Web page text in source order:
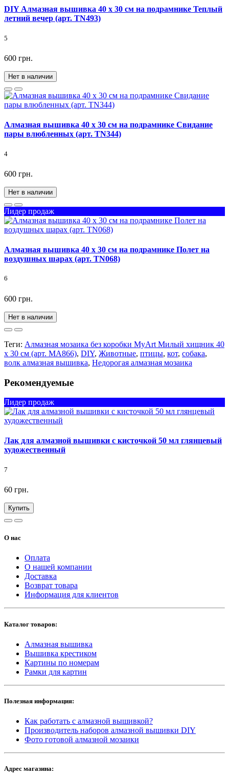
DIY Алмазная вышивка 40 х 30 см на подрамнике Теплый
летний вечер (арт. TN493)
5
600 грн.
Нет в наличии
Алмазная вышивка 40 х 30 см на подрамнике Свидание
пары влюбленных (арт. TN344)
4
600 грн.
Нет в наличии
Лидер продаж
Алмазная вышивка 40 х 30 см на подрамнике Полет на
воздушных шарах (арт. TN068)
6
600 грн.
Нет в наличии
Теги: Алмазная мозаика без коробки MyArt Милый хищник 40
х 30 см (арт. MA866), DIY, Животные, птицы, кот, собака,
волк алмазная вышивка, Недорогая алмазная мозаика
Рекомендуемые
Лидер продаж
Лак для алмазной вышивки с кисточкой 50 мл глянцевый
художественный
7
60 грн.
Купить
О нас
Оплата
О нашей компании
Доставка
Возврат товара
Информация для клиентов
Каталог товаров:
Алмазная вышивка
Вышивка крестиком
Картины по номерам
Рамки для картин
Полезная информация:
Как работать с алмазной вышивкой?
Производитель наборов алмазной вышивки DIY
Фото готовой алмазной мозаики
Адрес магазина: